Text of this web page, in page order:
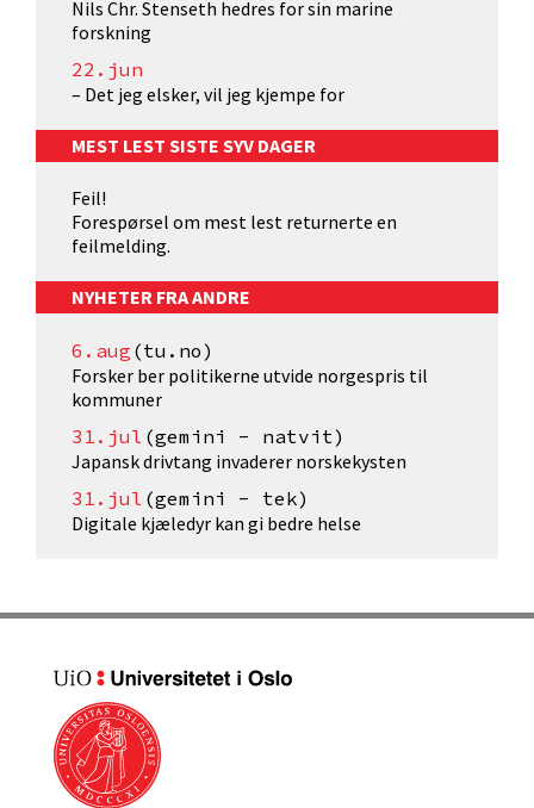
Nils Chr. Stenseth hedres for sin marine
forskning
22.jun
– Det jeg elsker, vil jeg kjempe for
MEST LEST SISTE SYV DAGER
Feil!
Forespørsel om mest lest returnerte en
feilmelding.
NYHETER FRA ANDRE
6.aug (tu.no)
Forsker ber politikerne utvide norgespris til
kommuner
31.jul (gemini - natvit)
Japansk drivtang invaderer norskekysten
31.jul (gemini - tek)
Digitale kjæledyr kan gi bedre helse